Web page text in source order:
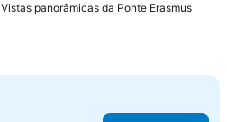
Vistas panorâmicas da Ponte Erasmus